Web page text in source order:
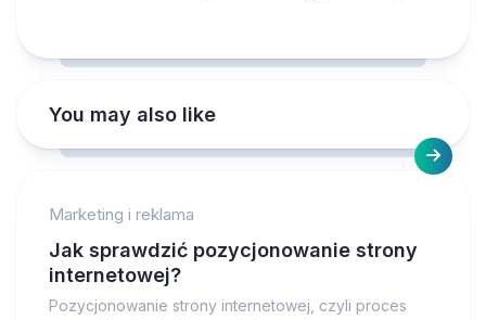
You may also like
Marketing i reklama
Jak sprawdzić pozycjonowanie strony
internetowej?
Pozycjonowanie strony internetowej, czyli proces